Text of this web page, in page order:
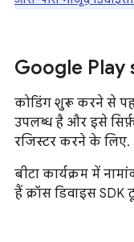
Google
कोडिंग शुरू करने से
उपलब्ध है और इसे सिर्फ़
रजिस्टर करने के लिए.
बीटा कार्यक्रम में
हैं क्रॉस डिवाइस